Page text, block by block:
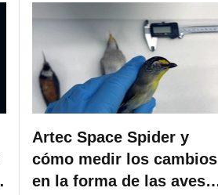
Artec Space Spider y
cómo medir los cambios
en la forma de las aves